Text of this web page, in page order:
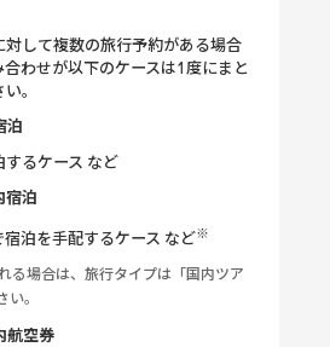
対して複数の旅行予約がある場合
わせが以下のケースは1度にまと
。
泊
るケース など
宿泊
泊を手配するケース など ※
る場合は、旅行タイプは「国内ツア
い。
航空券